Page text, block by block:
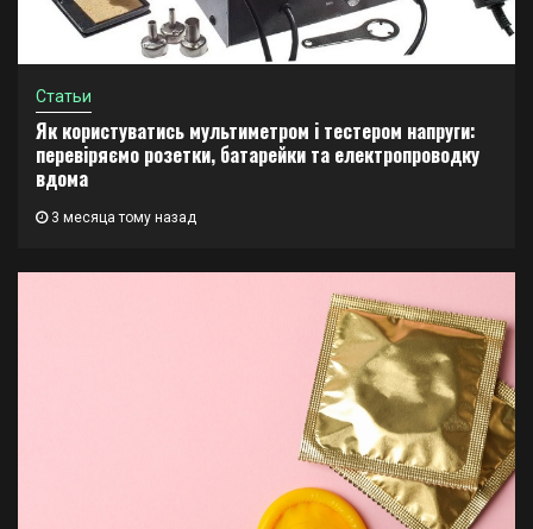
Статьи
Як користуватись мультиметром і тестером напруги:
перевіряємо розетки, батарейки та електропроводку
вдома
3 месяца тому назад